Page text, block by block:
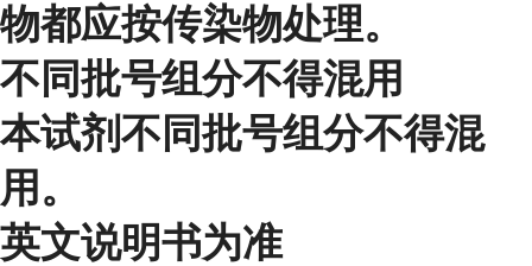
物都应按传染物处理。
不同批号组分不得混用
本试剂不同批号组分不得混
用。
英文说明书为准